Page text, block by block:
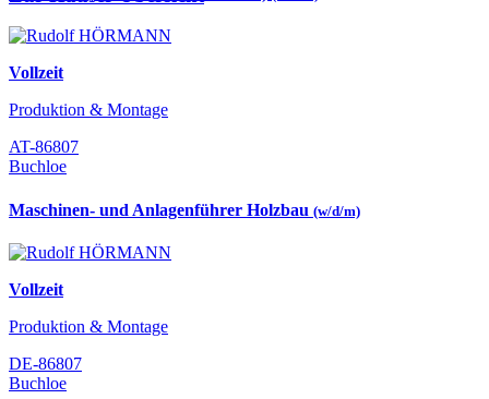
Vollzeit
Produktion & Montage
AT-86807
Buchloe
Maschinen- und Anlagenführer Holzbau (w/d/m)
Vollzeit
Produktion & Montage
DE-86807
Buchloe